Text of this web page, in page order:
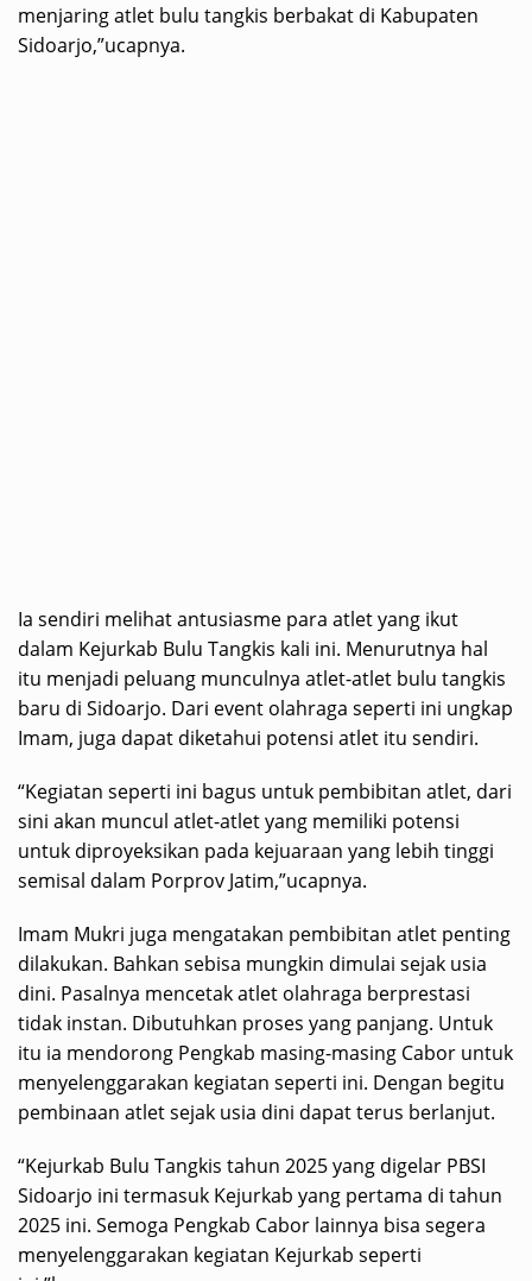
menjaring atlet bulu tangkis berbakat di Kabupaten
Sidoarjo,”ucapnya.
Ia sendiri melihat antusiasme para atlet yang ikut
dalam Kejurkab Bulu Tangkis kali ini. Menurutnya hal
itu menjadi peluang munculnya atlet-atlet bulu tangkis
baru di Sidoarjo. Dari event olahraga seperti ini ungkap
Imam, juga dapat diketahui potensi atlet itu sendiri.
“Kegiatan seperti ini bagus untuk pembibitan atlet, dari
sini akan muncul atlet-atlet yang memiliki potensi
untuk diproyeksikan pada kejuaraan yang lebih tinggi
semisal dalam Porprov Jatim,”ucapnya.
Imam Mukri juga mengatakan pembibitan atlet penting
dilakukan. Bahkan sebisa mungkin dimulai sejak usia
dini. Pasalnya mencetak atlet olahraga berprestasi
tidak instan. Dibutuhkan proses yang panjang. Untuk
itu ia mendorong Pengkab masing-masing Cabor untuk
menyelenggarakan kegiatan seperti ini. Dengan begitu
pembinaan atlet sejak usia dini dapat terus berlanjut.
“Kejurkab Bulu Tangkis tahun 2025 yang digelar PBSI
Sidoarjo ini termasuk Kejurkab yang pertama di tahun
2025 ini. Semoga Pengkab Cabor lainnya bisa segera
menyelenggarakan kegiatan Kejurkab seperti